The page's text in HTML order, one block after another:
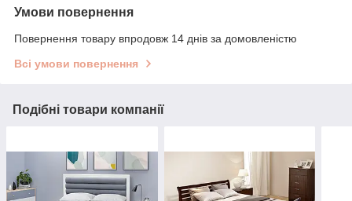
Умови повернення
Повернення товару впродовж 14 днів за домовленістю
Всі умови повернення
Подібні товари компанії